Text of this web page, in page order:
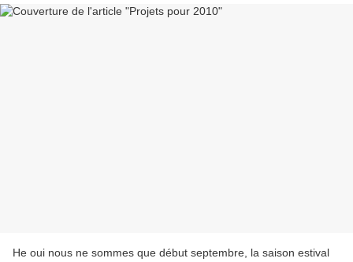
He oui nous ne sommes que début septembre, la saison estival